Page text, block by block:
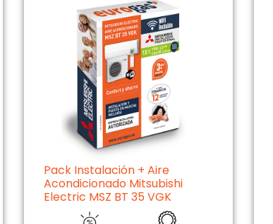
Pack Instalación + Aire
Acondicionado Mitsubishi
Electric MSZ BT 35 VGK